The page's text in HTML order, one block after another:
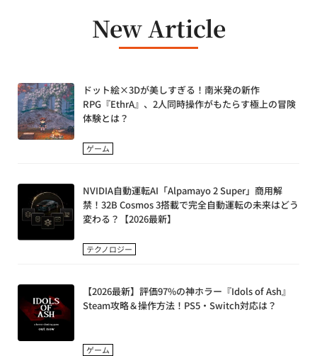
New Article
ドット絵×3Dが美しすぎる！南米発の新作
RPG『EthrA』、2人同時操作がもたらす極上の冒険
体験とは？
ゲーム
NVIDIA自動運転AI「Alpamayo 2 Super」商用解
禁！32B Cosmos 3搭載で完全自動運転の未来はどう
変わる？【2026最新】
テクノロジー
【2026最新】評価97%の神ホラー『Idols of Ash』
Steam攻略＆操作方法！PS5・Switch対応は？
ゲーム